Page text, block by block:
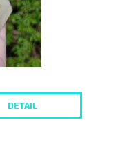
DETAIL